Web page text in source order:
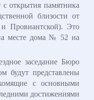
открытия памятника
близости от
Провиантской). Это
месте дома № 52 на
заседание Бюро
будут представлены
с основными
достижениями